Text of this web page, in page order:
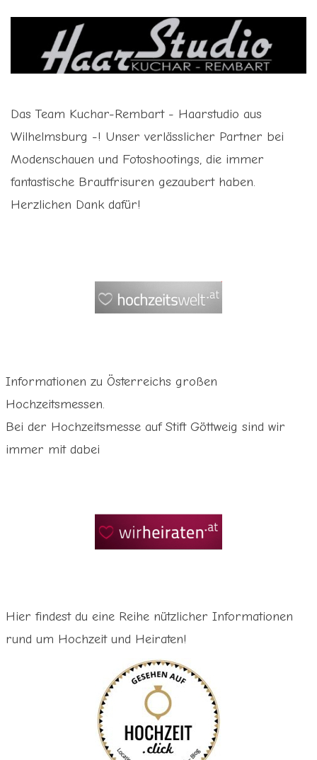
Das Team Kuchar-Rembart - Haarstudio aus
Wilhelmsburg -! Unser verlässlicher Partner bei
Modenschauen und Fotoshootings, die immer
fantastische Brautfrisuren gezaubert haben.
Herzlichen Dank dafür!
Informationen zu Österreichs großen
Hochzeitsmessen.
Bei der Hochzeitsmesse auf Stift Göttweig sind wir
immer mit dabei
Hier findest du eine Reihe nützlicher Informationen
rund um Hochzeit und Heiraten!